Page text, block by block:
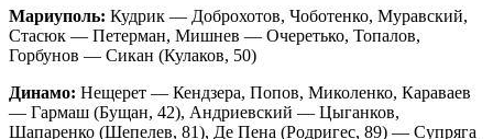
Мариуполь: Кудрик — Доброхотов, Чоботенко, Муравский,
Стасюк — Петерман, Мишнев — Очеретько, Топалов,
Горбунов — Сикан (Кулаков, 50)
Динамо: Нещерет — Кендзера, Попов, Миколенко, Караваев
— Гармаш (Бущан, 42), Андриевский — Цыганков,
Шапаренко (Шепелев, 81), Де Пена (Родригес, 89) — Супряга